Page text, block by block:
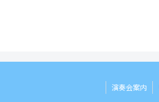
演奏会案内